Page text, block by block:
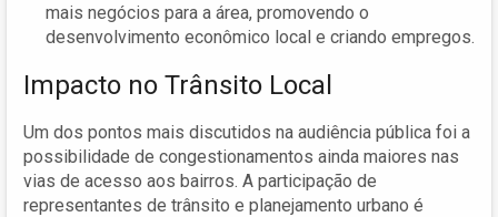
mais negócios para a área, promovendo o
desenvolvimento econômico local e criando empregos.
Impacto no Trânsito Local
Um dos pontos mais discutidos na audiência pública foi a
possibilidade de congestionamentos ainda maiores nas
vias de acesso aos bairros. A participação de
representantes de trânsito e planejamento urbano é